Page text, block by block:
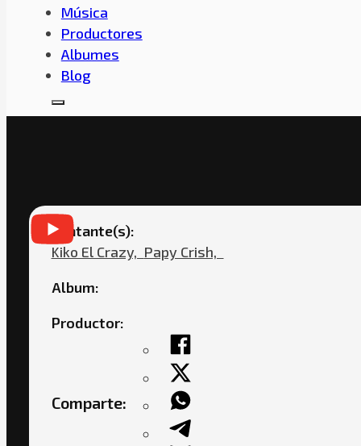
Música
Productores
Albumes
Blog
Cantante(s):
Kiko El Crazy,ㅤㅤ Papy Crish,ㅤㅤ
Album:
Productor:
Comparte: